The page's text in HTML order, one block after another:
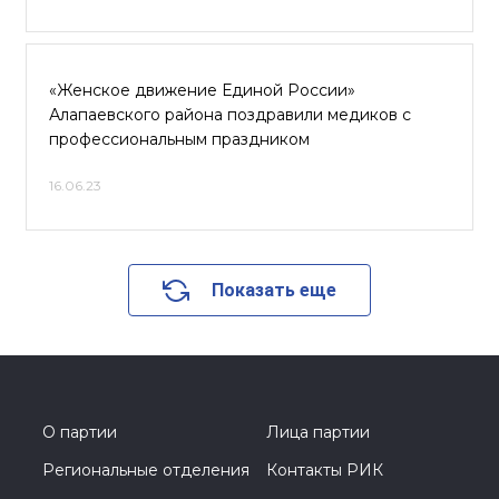
«Женское движение Единой России»
Алапаевского района поздравили медиков с
профессиональным праздником
16.06.23
Показать еще
О партии
Лица партии
Региональные отделения
Контакты РИК